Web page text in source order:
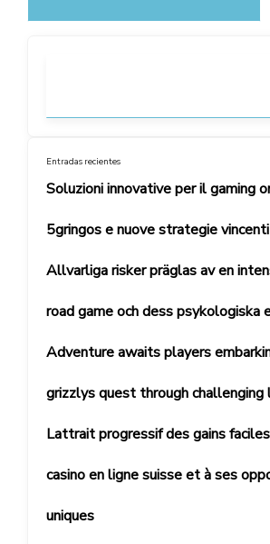
Entradas recientes
Soluzioni innovative per il gaming
5gringos e nuove strategie vincenti
Allvarliga risker präglas av en
road game och dess psykologiska
Adventure awaits players
grizzlys quest through challenging
Lattrait progressif des gains
casino en ligne suisse et à ses
uniques